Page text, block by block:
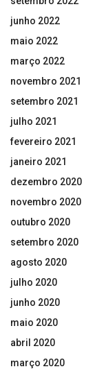
junho 2022
maio 2022
março 2022
novembro 2021
setembro 2021
julho 2021
fevereiro 2021
janeiro 2021
dezembro 2020
novembro 2020
outubro 2020
setembro 2020
agosto 2020
julho 2020
junho 2020
maio 2020
abril 2020
março 2020